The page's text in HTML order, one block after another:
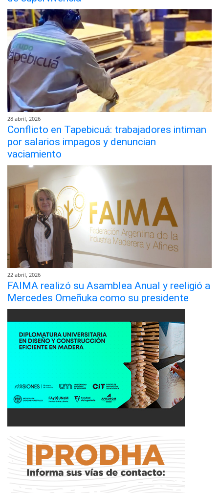
28 abril, 2026
Conflicto en Tapebicuá: trabajadores intiman
por salarios impagos y denuncian
vaciamiento
22 abril, 2026
FAIMA realizó su Asamblea Anual y reeligió a
Mercedes Omeñuka como su presidente